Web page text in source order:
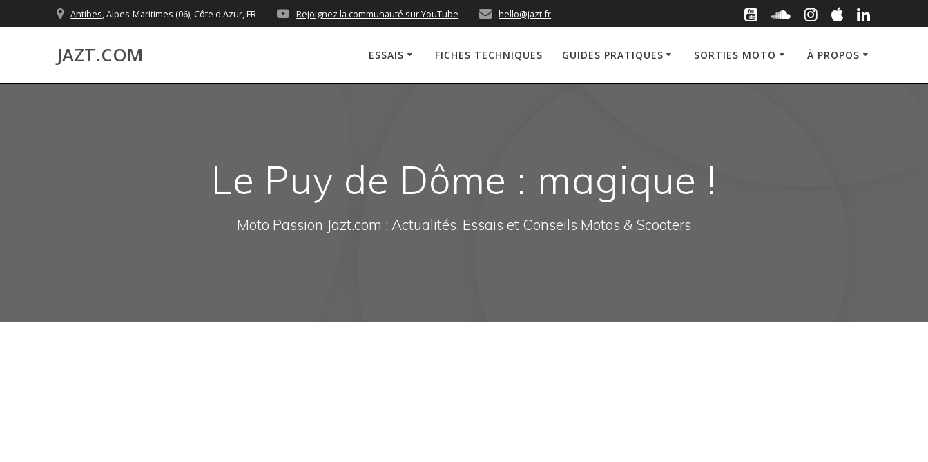
to
Antibes, Alpes-Maritimes (06), Côte d'Azur, FR Rejoignez la communauté sur YouTube hello@jazt.fr
JAZT.COM ESSAIS FICHES TECHNIQUES GUIDES PRATIQUES SORTIES MOTO À PROPOS
Le Puy de Dôme : magique !
Moto Passion Jazt.com : Actualités, Essais et Conseils Motos & Scooters